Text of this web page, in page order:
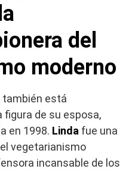
del
moderno
también está
figura de su esposa,
en 1998. Linda fue una
vegetarianismo
incansable de los